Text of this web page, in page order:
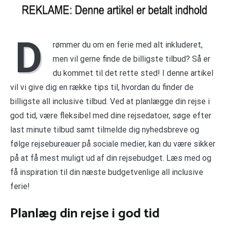
D
rømmer du om en ferie med alt inkluderet,
men vil gerne finde de billigste tilbud? Så er
du kommet til det rette sted! I denne artikel
vil vi give dig en række tips til, hvordan du finder de
billigste all inclusive tilbud. Ved at planlægge din rejse i
god tid, være fleksibel med dine rejsedatoer, søge efter
last minute tilbud samt tilmelde dig nyhedsbreve og
følge rejsebureauer på sociale medier, kan du være sikker
på at få mest muligt ud af din rejsebudget. Læs med og
få inspiration til din næste budgetvenlige all inclusive
ferie!
Planlæg din rejse i god tid